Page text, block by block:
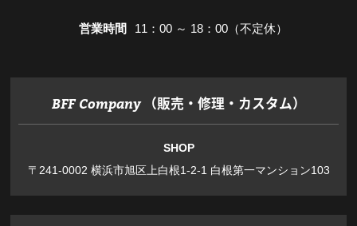
営業時間 11：00 ～ 18：00（不定休）
BFF Company（販売・修理・カスタム）
SHOP
〒241-0002 横浜市旭区上白根1-2-1 白根第一マンション103